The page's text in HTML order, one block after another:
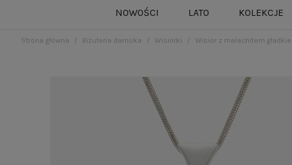
NOWOŚCI LATO KOLEKCJE
Strona główna Biżuteria damska Wisiorki Wisior z malachitem